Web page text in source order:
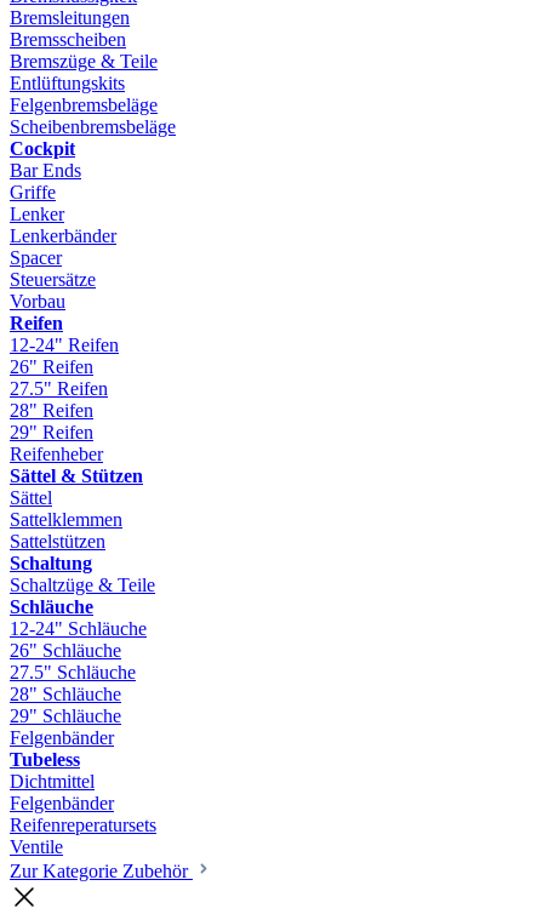
Bremsleitungen
Bremsscheiben
Bremszüge & Teile
Entlüftungskits
Felgenbremsbeläge
Scheibenbremsbeläge
Cockpit
Bar Ends
Griffe
Lenker
Lenkerbänder
Spacer
Steuersätze
Vorbau
Reifen
12-24" Reifen
26" Reifen
27.5" Reifen
28" Reifen
29" Reifen
Reifenheber
Sättel & Stützen
Sättel
Sattelklemmen
Sattelstützen
Schaltung
Schaltzüge & Teile
Schläuche
12-24" Schläuche
26" Schläuche
27.5" Schläuche
28" Schläuche
29" Schläuche
Felgenbänder
Tubeless
Dichtmittel
Felgenbänder
Reifenreperatursets
Ventile
Zur Kategorie Zubehör